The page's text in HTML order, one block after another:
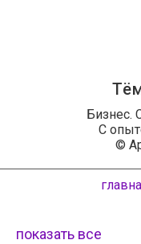
Бизнес.
С
©
показать все